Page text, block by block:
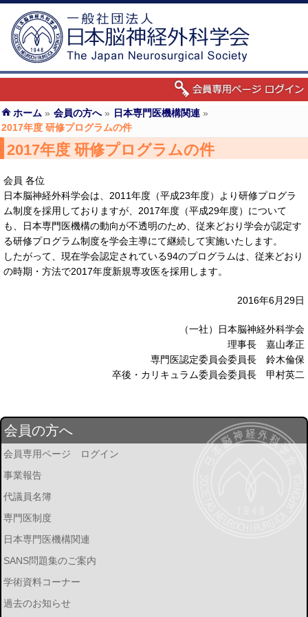
ホーム » 会員の方へ» 日本専門医機構関連 »
2017年度 研修プログラムの件
2017年度 研修プログラムの件
会員 各位
日本脳神経外科学会は、2011年度（平成23年度）より研修プログラ
ム制度を採用しておりますが、2017年度（平成29年度）について
も、日本専門医機構の動向が不透明のため、従来どおり学会が認定す
る研修プログラム制度を学会主導にて継続して実施いたします。
したがって、現在学会認定されている94のプログラムは、従来どおり
の時期・方法で2017年度新規専攻医を採用します。
2016年6月29日
（一社）日本脳神経外科学会
理事長 嘉山孝正
専門医認定委員会委員長 鈴木倫保
卒後・カリキュラム委員会委員長 甲村英二
会員の方へ
会員専用ページ ログイン
事業報告
代議員名簿
専門医制度
日本専門医機構関連
SANS問題集のご案内
学術資料コーナー
過去のお知らせ